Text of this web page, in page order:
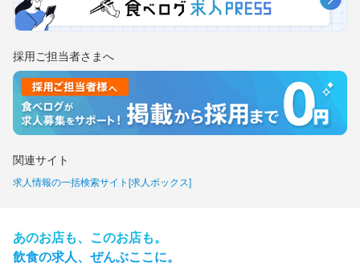
採用ご担当者さまへ
関連サイト
求人情報の一括検索サイト[求人ボックス]
あの​お店も、​この​お店も。​
飲食の​求人、​ぜんぶ​ここに。​